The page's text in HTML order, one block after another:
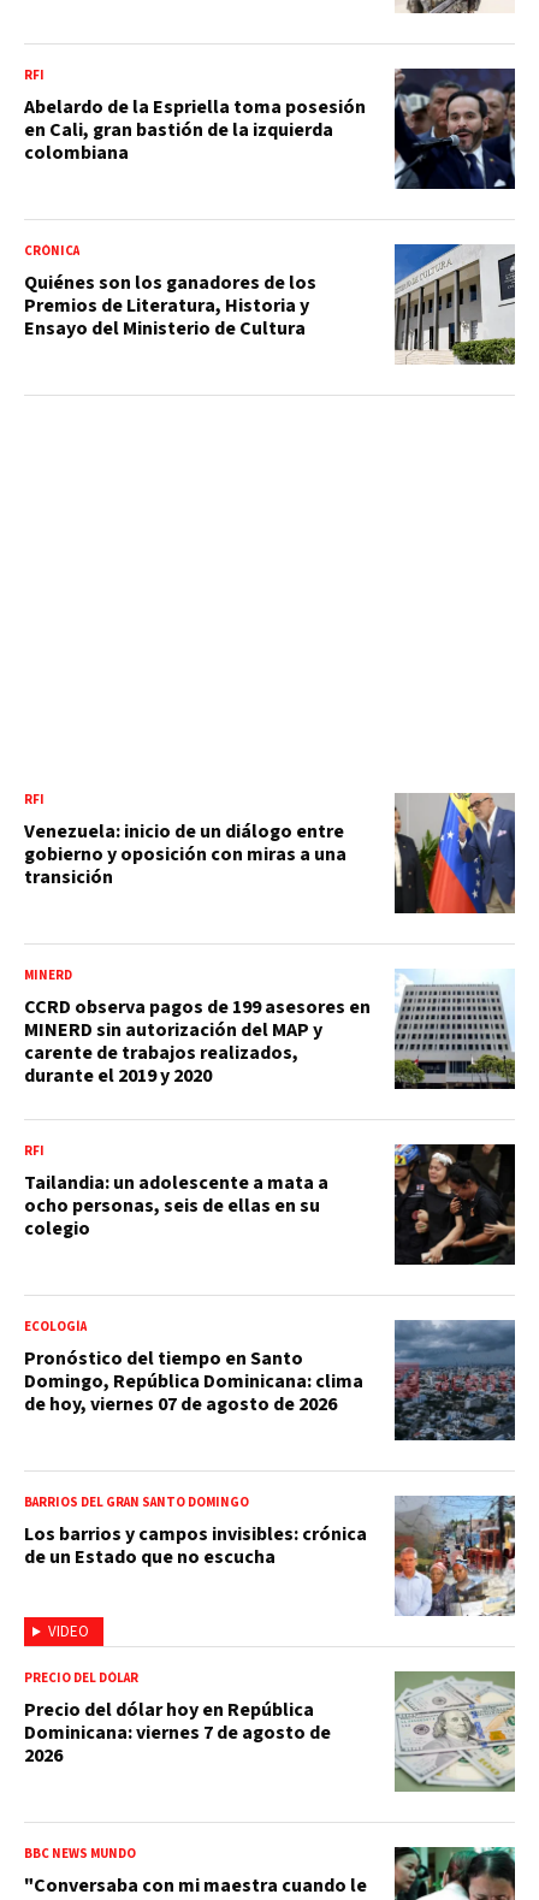
RFI
Abelardo de la Espriella toma posesión
en Cali, gran bastión de la izquierda
colombiana
CRÓNICA
Quiénes son los ganadores de los
Premios de Literatura, Historia y
Ensayo del Ministerio de Cultura
RFI
Venezuela: inicio de un diálogo entre
gobierno y oposición con miras a una
transición
MINERD
CCRD observa pagos de 199 asesores en
MINERD sin autorización del MAP y
carente de trabajos realizados,
durante el 2019 y 2020
RFI
Tailandia: un adolescente a mata a
ocho personas, seis de ellas en su
colegio
ECOLOGÍA
Pronóstico del tiempo en Santo
Domingo, República Dominicana: clima
de hoy, viernes 07 de agosto de 2026
VIDEO
BARRIOS DEL GRAN SANTO DOMINGO
Los barrios y campos invisibles: crónica
de un Estado que no escucha
PRECIO DEL DÓLAR
Precio del dólar hoy en República
Dominicana: viernes 7 de agosto de
2026
BBC NEWS MUNDO
"Conversaba con mi maestra cuando le